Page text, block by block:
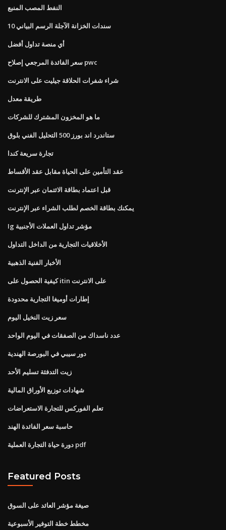
النفط المصب المنبع
10 سندات الخزانة الآجلة الرسم البياني
أي منصة تداول أفضل
سعر الفائدة المرجعي إصلاح pwc
شراء شفرات الحلاقة جيليت على الانترنت
طريقة معدل
ما هو المخزون المشترك للشركات
ستاندرد اند بورز 500 التحليل الفني بلوق
تجارة سريعة كندا
عقد التأمين على الحياة مقابل عقد الأقساط
قبل اعتماد بطاقة الائتمان عبر الإنترنت
يمكنك بطاقة الخصم لطلب الشراء عبر الإنترنت
Ig مؤشر تداول العملات الأجنبية
الأخلاقيات التجارية من الداخل التداول
الأخبار الفنية الذهبية
كيفية الحصول على itin على الانترنت
إطارات أوميغا التجارية محدودة
سعر زيت النخيل اليوم
عدد ناسداك من الصفقات في اليوم الواحد
دور سيبي في البورصة الهندية
زيت التدفئة تسليم الأحد
شهادات توزيع الأوراق المالية
تعلم الفوركس للتجارة الاستعراضات
حاسبة سعر الفائدة الهند
دورة حياة التجارة العملية pdf
Featured Posts
صيغة مؤشر العائد على السوق
مخطط خطة التوفير الأسبوعية